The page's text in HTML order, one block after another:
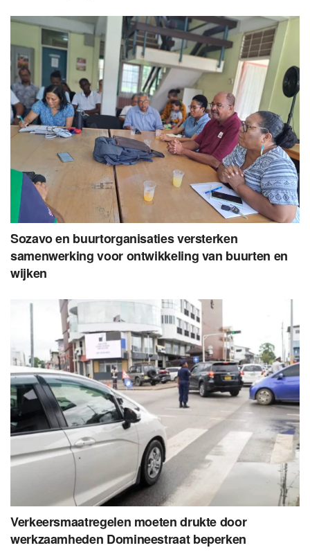
Sozavo en buurtorganisaties versterken
samenwerking voor ontwikkeling van buurten en
wijken
Verkeersmaatregelen moeten drukte door
werkzaamheden Domineestraat beperken